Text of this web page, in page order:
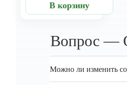
В корзину
Вопрос —
Можно ли изменить